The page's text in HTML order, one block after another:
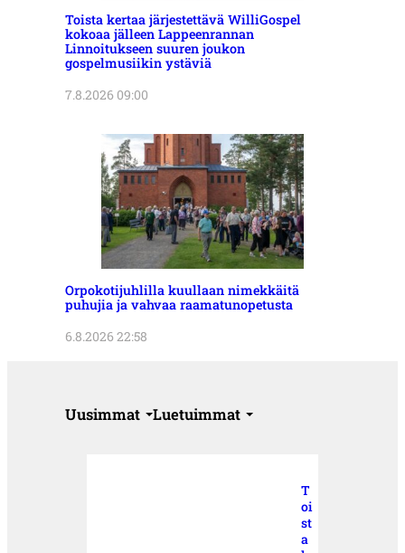
Toista kertaa järjestettävä WilliGospel
kokoaa jälleen Lappeenrannan
Linnoitukseen suuren joukon
gospelmusiikin ystäviä
7.8.2026 09:00
Orpokotijuhlilla kuullaan nimekkäitä
puhujia ja vahvaa raamatunopetusta
6.8.2026 22:58
Uusimmat Luetuimmat
T
oi
st
a